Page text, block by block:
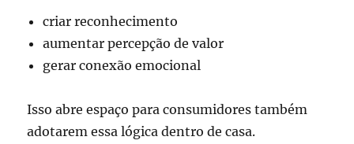
criar reconhecimento
aumentar percepção de valor
gerar conexão emocional
Isso abre espaço para consumidores também
adotarem essa lógica dentro de casa.